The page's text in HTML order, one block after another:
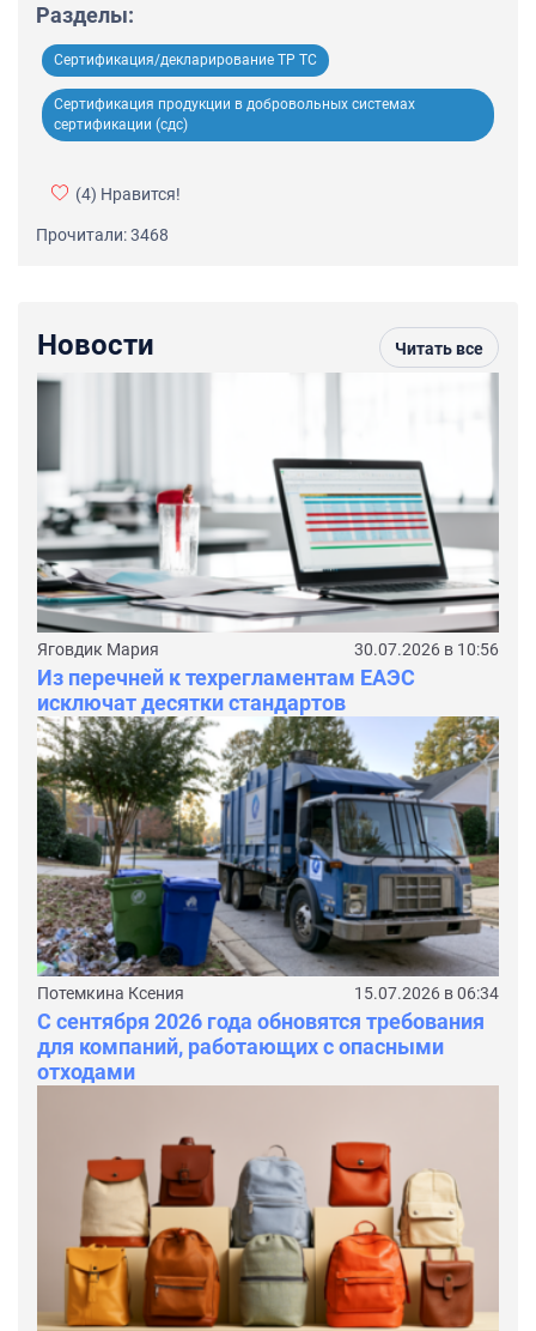
Разделы:
Сертификация/декларирование ТР ТС
Сертификация продукции в добровольных системах
сертификации (сдс)
(4) Нравится!
Прочитали: 3468
Новости Читать все
Яговдик Мария 30.07.2026 в 10:56
Из перечней к техрегламентам ЕАЭС
исключат десятки стандартов
Потемкина Ксения 15.07.2026 в 06:34
С сентября 2026 года обновятся требования
для компаний, работающих с опасными
отходами